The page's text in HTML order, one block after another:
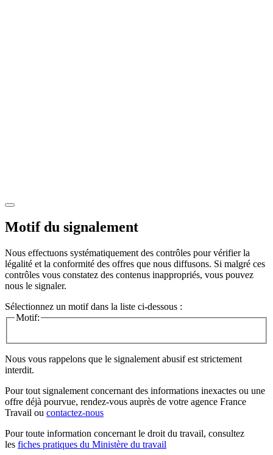
Motif du signalement
Nous effectuons systématiquement des contrôles pour vérifier la
légalité et la conformité des offres que nous diffusons. Si malgré ces
contrôles vous constatez des contenus inappropriés, vous pouvez
nous le signaler.
Sélectionnez un motif dans la liste ci-dessous :
Motif:
Nous vous rappelons que le signalement abusif est strictement
interdit.
Pour tout signalement concernant des informations inexactes ou une
offre déjà pourvue, rendez-vous auprès de votre agence France
Travail ou contactez-nous
Pour toute information concernant le droit du travail, consultez
les fiches pratiques du Ministère du travail